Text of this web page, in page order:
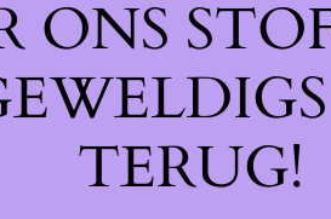
ONS
TERUG!